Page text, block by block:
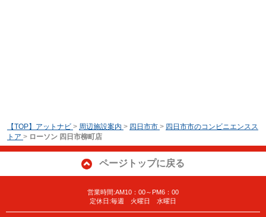
【TOP】アットナビ > 周辺施設案内 > 四日市市 > 四日市市のコンビニエンスス
トア > ローソン 四日市柳町店
ページトップに戻る
営業時間:AM10：00～PM6：00
定休日:毎週 火曜日 水曜日